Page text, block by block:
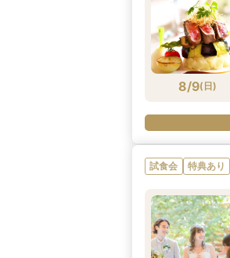
8/9( 日)
試食会 特典あり